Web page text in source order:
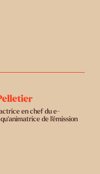
en chef du e-
de l'émission